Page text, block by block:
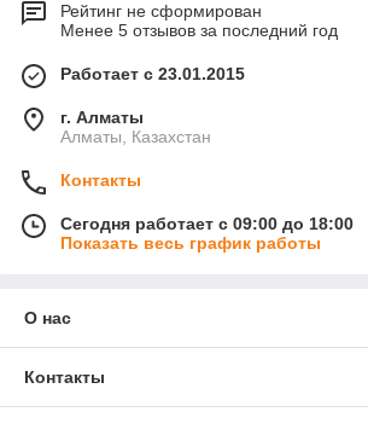
Рейтинг не сформирован
Менее 5 отзывов за последний год
Работает с 23.01.2015
г. Алматы
Алматы, Казахстан
Контакты
Сегодня работает с 09:00 до 18:00
Показать весь график работы
О нас
Контакты